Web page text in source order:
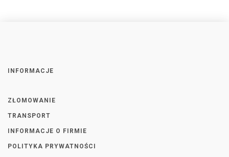
INFORMACJE
ZŁOMOWANIE
TRANSPORT
INFORMACJE O FIRMIE
POLITYKA PRYWATNOŚCI